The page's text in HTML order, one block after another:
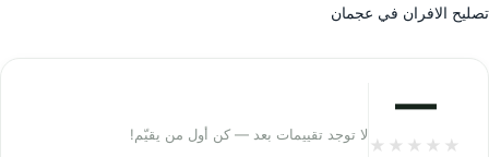
تصليح الافران في عجمان
—
★
★
★
★
★
لا توجد تقييمات بعد — كن أول من يقيّم!